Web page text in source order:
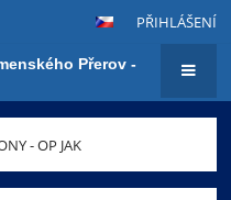
PŘIHLÁŠENÍ
Přerov -
- OP JAK